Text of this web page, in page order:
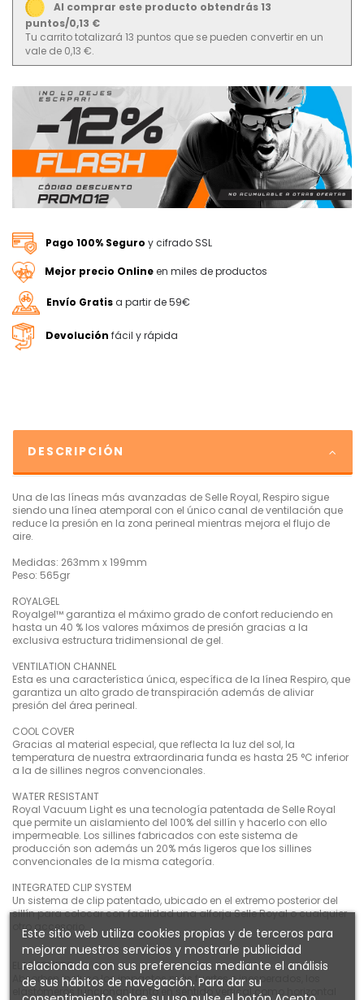
Al comprar este producto obtendrás 13
puntos/0,13 €
Tu carrito totalizará 13 puntos que se pueden convertir en un
vale de 0,13 €.
Pago 100% Seguro y cifrado SSL
Mejor precio Onlineen miles de productos
Envío Gratisa partir de 59€
Devolución fácil y rápida
DESCRIPCIÓN
Una de las líneas más avanzadas de Selle Royal, Respiro sigue
siendo una línea atemporal con el único canal de ventilación que
reduce la presión en la zona perineal mientras mejora el flujo de
aire.
Medidas: 263mm x 199mm
Peso: 565gr
ROYALGEL
Royalgel™ garantiza el máximo grado de confort reduciendo en
hasta un 40 % los valores máximos de presión gracias a la
exclusiva estructura tridimensional de gel.
VENTILATION CHANNEL
Esta es una característica única, específica de la línea Respiro, que
garantiza un alto grado de transpiración además de aliviar
presión del área perineal.
COOL COVER
Gracias al material especial, que reflecta la luz del sol, la
temperatura de nuestra extraordinaria funda es hasta 25 °C inferior
a la de sillines negros convencionales.
WATER RESISTANT
Royal Vacuum Light es una tecnología patentada de Selle Royal
que permite un aislamiento del 100% del sillín y hacerlo con ello
impermeable. Los sillines fabricados con este sistema de
producción son además un 20% más ligeros que los sillines
convencionales de la misma categoría.
INTEGRATED CLIP SYSTEM
Un sistema de clip patentado, ubicado en el extremo posterior del
sillín para colocar con facilidad una alforja Selle Royal o cualquier
otro accesorio.
ELASTOMERS
Absorben incluso los impactos más fuertes e inesperados, los
elastómeros funcionan tanto en sentido vertical como horizontal
Este sitio web utiliza cookies propias y de terceros para
mejorar nuestros servicios y mostrarle publicidad
relacionada con sus preferencias mediante el análisis
de sus hábitos de navegación. Para dar su